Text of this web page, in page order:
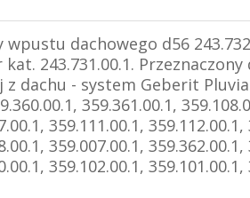
dachowego d56
243.731.00.1.
dachu - system Geberit
359.361.00.1,
359.111.00.1, 359.112.00.1,
359.007.00.1, 359.362.00.1,
359.102.00.1, 359.101.00.1,